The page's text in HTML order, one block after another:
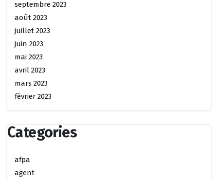
septembre 2023
août 2023
juillet 2023
juin 2023
mai 2023
avril 2023
mars 2023
février 2023
Categories
afpa
agent